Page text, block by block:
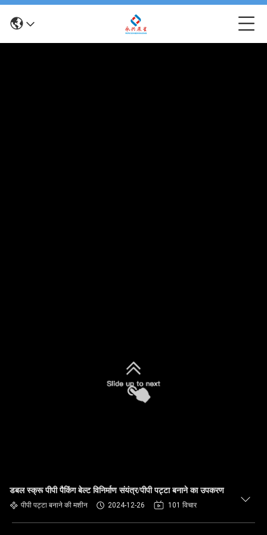
डबल स्क्रू पीपी पैकिंग बेल्ट विनिर्माण संयंत्र/पीपी पट्टा बनाने का उपकरण
पीपी पट्टा बनाने की मशीन 2024-12-26 101 विचार